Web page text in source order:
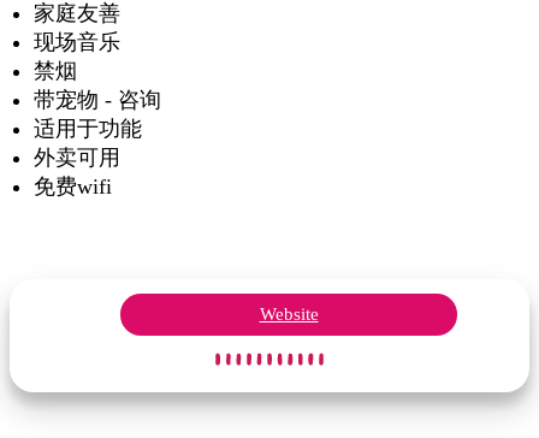
家庭友善
现场音乐
禁烟
带宠物 - 咨询
适用于功能
外卖可用
免费wifi
Website